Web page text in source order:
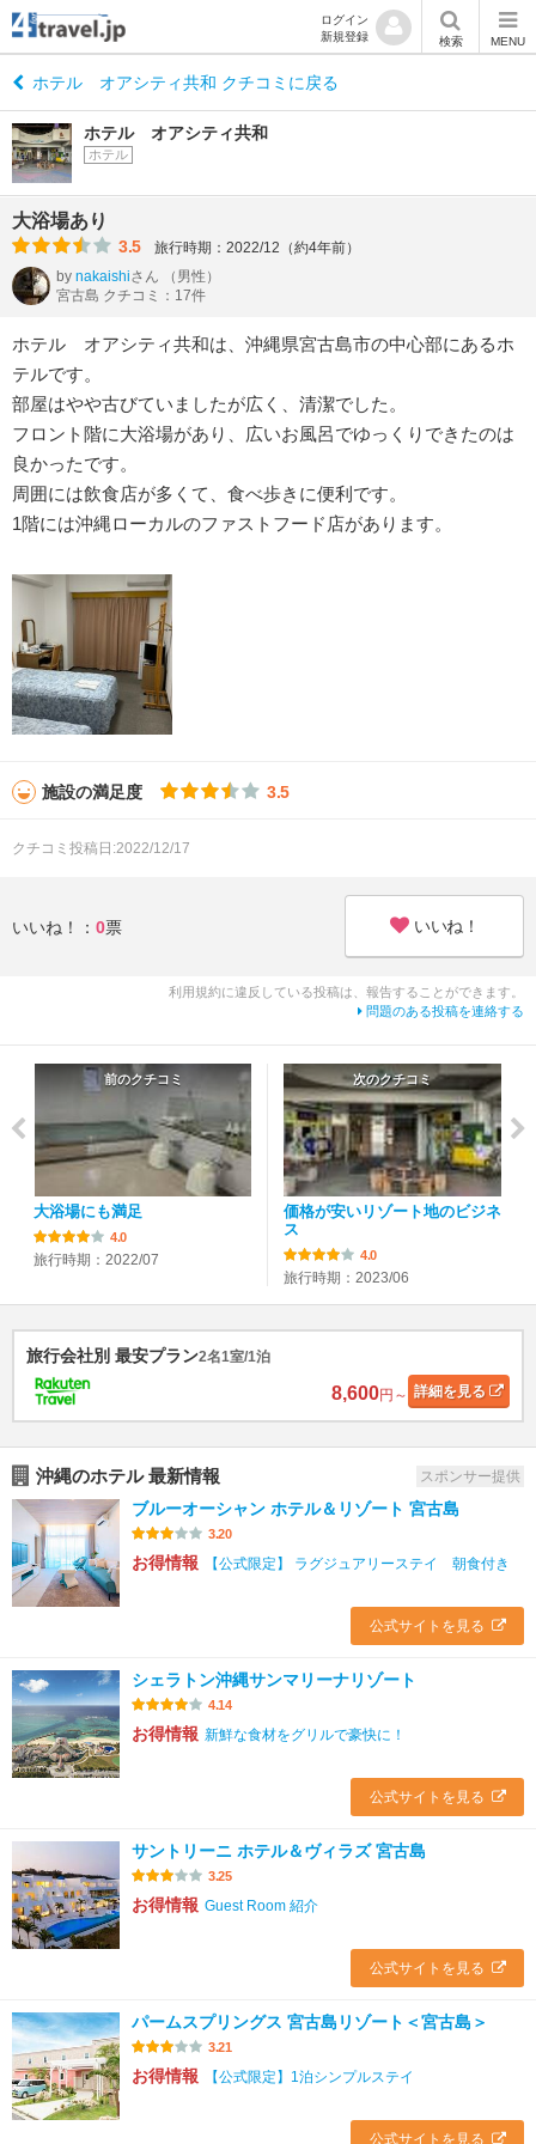
ログイン
新規登録
検索 MENU
ホテル オアシティ共和 クチコミに戻る
ホテル オアシティ共和
ホテル
大浴場あり
3.5
旅行時期：2022/12（約4年前）
by nakaishiさん
（男性）
宮古島 クチコミ：17件
ホテル オアシティ共和は、沖縄県宮古島市の中心部にあるホ
テルです。
部屋はやや古びていましたが広く、清潔でした。
フロント階に大浴場があり、広いお風呂でゆっくりできたのは
良かったです。
周囲には飲食店が多くて、食べ歩きに便利です。
1階には沖縄ローカルのファストフード店があります。
施設の満足度 3.5
クチコミ投稿日:2022/12/17
いいね！： 0票 いいね！
利用規約に違反している投稿は、報告することができます。
問題のある投稿を連絡する
前のクチコミ
大浴場にも満足
4.0
旅行時期：2022/07
次のクチコミ
価格が安いリゾート地のビジネ
ス
4.0
旅行時期：2023/06
旅行会社別 最安プラン2名1室/1泊
8,600円～ 詳細を見る
沖縄のホテル 最新情報 スポンサー提供
ブルーオーシャン ホテル＆リゾート 宮古島
3.20
お得情報 【公式限定】 ラグジュアリーステイ 朝食付き
公式サイトを見る
シェラトン沖縄サンマリーナリゾート
4.14
お得情報 新鮮な食材をグリルで豪快に！
公式サイトを見る
サントリーニ ホテル＆ヴィラズ 宮古島
3.25
お得情報 Guest Room 紹介
公式サイトを見る
パームスプリングス 宮古島リゾート＜宮古島＞
3.21
お得情報 【公式限定】1泊シンプルステイ
公式サイトを見る